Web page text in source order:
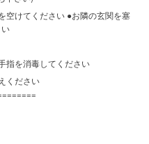
空けてください ●お隣の玄関を塞
い
指を消毒してください
ください